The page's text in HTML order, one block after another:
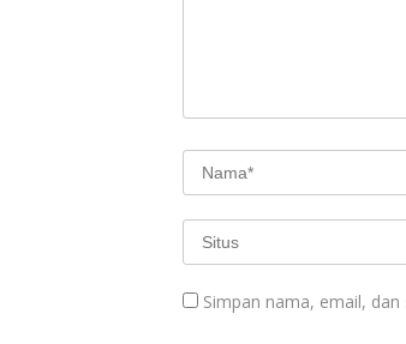
Simpan nama, email,